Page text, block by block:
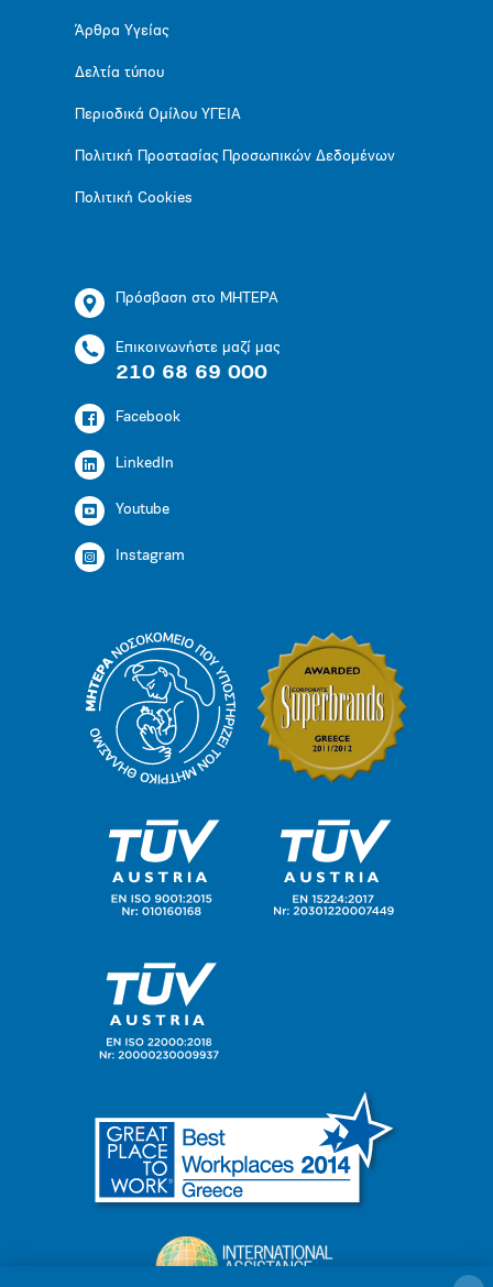
Άρθρα Υγείας
Δελτία τύπου
Περιοδικά Ομίλου ΥΓΕΙΑ
Πολιτική Προστασίας Προσωπικών Δεδομένων
Πολιτική Cookies
Πρόσβαση στο ΜΗΤΕΡΑ
Επικοινωνήστε μαζί μας
210 68 69 000
Facebook
LinkedIn
Youtube
Instagram